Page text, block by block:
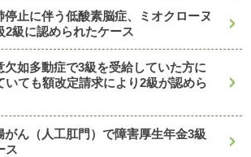
停止に伴う低酸素脳症、ミオクローヌ
2級に認められたケース
欠如多動症で3級を受給していた方に
いても額改定請求により2級が認めら
がん（人工肛門）で障害厚生年金3級
ス